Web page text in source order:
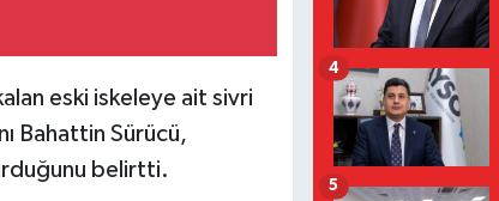
eski iskeleye ait sivri
Bahattin Sürücü,
belirtti.
4
5